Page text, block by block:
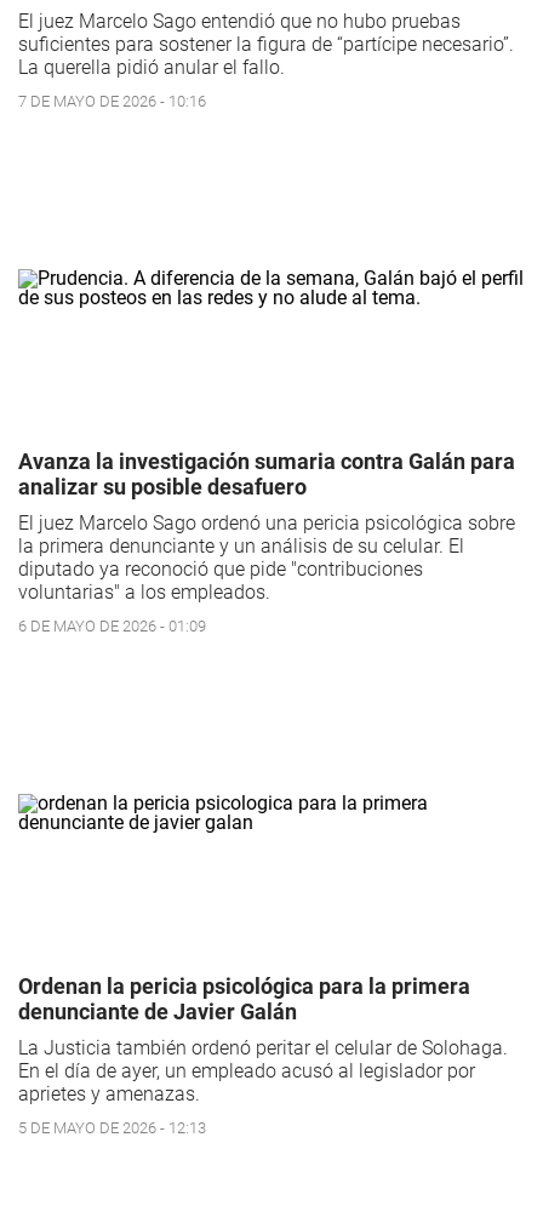
El juez Marcelo Sago entendió que no hubo pruebas
suficientes para sostener la figura de “partícipe necesario”.
La querella pidió anular el fallo.
7 DE MAYO DE 2026 - 10:16
Avanza la investigación sumaria contra Galán para
analizar su posible desafuero
El juez Marcelo Sago ordenó una pericia psicológica sobre
la primera denunciante y un análisis de su celular. El
diputado ya reconoció que pide "contribuciones
voluntarias" a los empleados.
6 DE MAYO DE 2026 - 01:09
Ordenan la pericia psicológica para la primera
denunciante de Javier Galán
La Justicia también ordenó peritar el celular de Solohaga.
En el día de ayer, un empleado acusó al legislador por
aprietes y amenazas.
5 DE MAYO DE 2026 - 12:13